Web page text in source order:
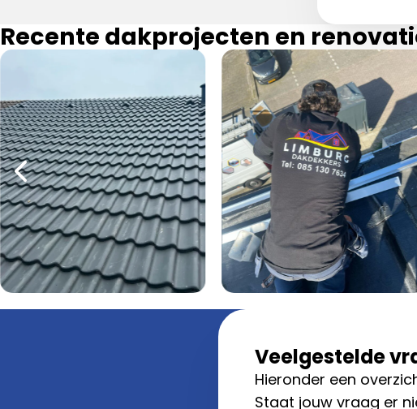
Recente dakprojecten en
Veelgestelde
Hieronder een
Staat jouw vraag er